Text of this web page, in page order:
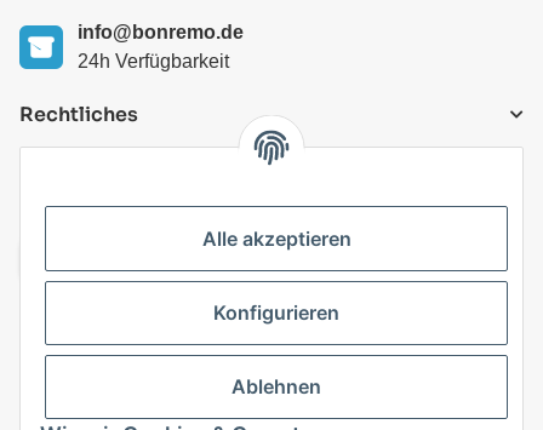
info@bonremo.de
24h Verfügbarkeit
Rechtliches
Vertrag widerrufen
Alle akzeptieren
Konfigurieren
Ablehnen